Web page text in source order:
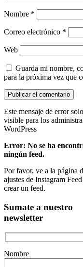
Nombre *
Correo electrónico *
Web
Guarda mi nombre,
para la próxima vez que
Este mensaje de error
visible para los
WordPress
Error: No se ha
ningún feed.
Por favor, ve a la página
ajustes de Instagram
crear un feed.
Sumate a nuestro
newsletter
Nombre